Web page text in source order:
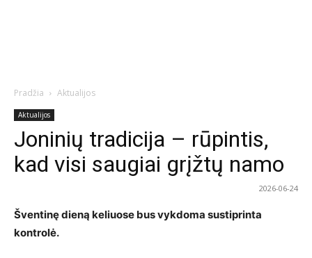
Pradžia Aktualijos
Aktualijos
Joninių tradicija – rūpintis,
kad visi saugiai grįžtų namo
2026-06-24
Šventinę dieną keliuose bus vykdoma sustiprinta
kontrolė.